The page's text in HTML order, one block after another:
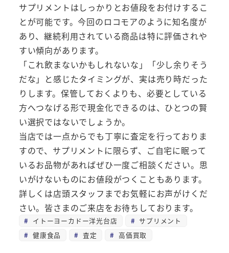
サプリメントはしっかりとお値段をお付けするこ
とが可能です。今回のロコモアのように知名度が
あり、継続利用されている商品は特に評価されや
すい傾向があります。
「これ飲まないかもしれないな」「少し余りそう
だな」と感じたタイミングが、実は売り時だった
りします。保管しておくよりも、必要としている
方へつなげる形で現金化できるのは、ひとつの賢
い選択ではないでしょうか。
当店では一点からでも丁寧に査定を行っておりま
すので、サプリメントに限らず、ご自宅に眠って
いるお品物があればぜひ一度ご相談ください。思
いがけないものにお値段がつくこともあります。
詳しくは店頭スタッフまでお気軽にお声がけくだ
さい。皆さまのご来店をお待ちしております。
イトーヨーカドー洋光台店
サプリメント
健康食品
査定 高価買取